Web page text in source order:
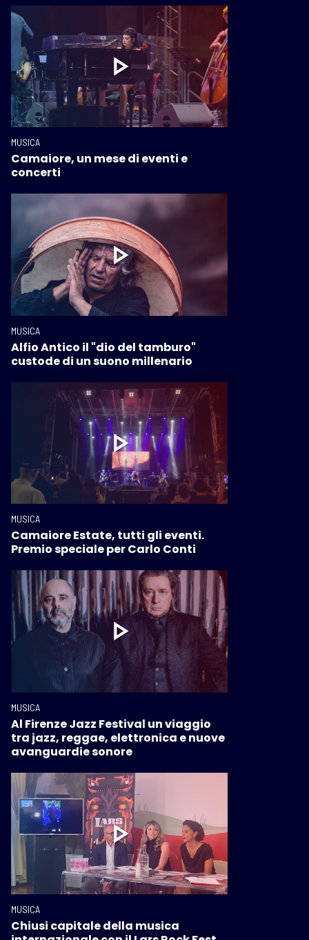
MUSICA
Camaiore, un mese di eventi e
concerti
MUSICA
Alfio Antico il "dio del tamburo"
custode di un suono millenario
MUSICA
Camaiore Estate, tutti gli eventi.
Premio speciale per Carlo Conti
MUSICA
Al Firenze Jazz Festival un viaggio
tra jazz, reggae, elettronica e nuove
avanguardie sonore
MUSICA
Chiusi capitale della musica